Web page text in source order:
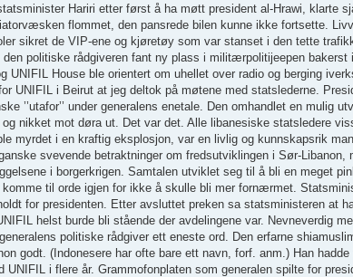
Hariri etter først å ha møtt president al-Hrawi, klarte
flommet, den pansrede bilen kunne ikke fortsette.
sikret de VIP-ene og kjøretøy som var stanset i den tette
politiske rådgiveren fant ny plass i militærpolitijeepen
UNIFIL House ble orientert om uhellet over radio og berging
UNIFIL i Beirut at jeg deltok på møtene med statslederne.
’’utafor’’ under generalens enetale. Den omhandlet en mulig
og nikket mot døra ut. Det var det. Alle libanesiske statsledere
myrdet i en kraftig eksplosjon, var en livlig og kunnskapsrik
svevende betraktninger om fredsutviklingen i Sør-
i borgerkrigen. Samtalen utviklet seg til å bli en meget
til orde igjen for ikke å skulle bli mer fornærmet.
for presidenten. Etter avsluttet preken sa statsministeren at
helst burde bli stående der avdelingene var. Nevneverdig
politiske rådgiver ett eneste ord. Den erfarne
godt. (Indonesere har ofte bare ett navn, forf. anm.) Han
UNIFIL i flere år. Grammofonplaten som generalen spilte for